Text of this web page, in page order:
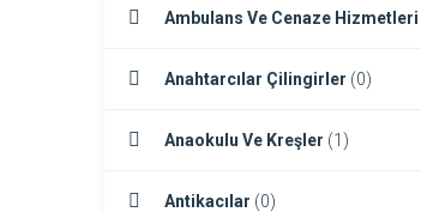
Ambulans Ve Cenaze Hizmetleri
Anahtarcılar Çilingirler (0)
Anaokulu Ve Kreşler (1)
Antikacılar (0)